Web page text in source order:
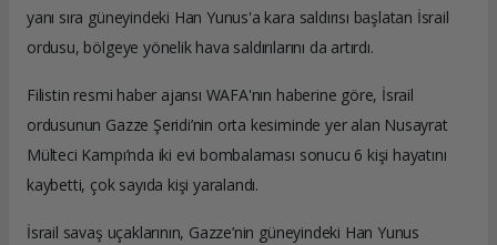
yanı sıra güneyindeki Han Yunus'a kara saldırısı başlatan İsrail
ordusu, bölgeye yönelik hava saldırılarını da artırdı.
Filistin resmi haber ajansı WAFA'nın haberine göre, İsrail
ordusunun Gazze Şeridi’nin orta kesiminde yer alan Nusayrat
Mülteci Kampı’nda iki evi bombalaması sonucu 6 kişi hayatını
kaybetti, çok sayıda kişi yaralandı.
İsrail savaş uçaklarının, Gazze’nin güneyindeki Han Yunus